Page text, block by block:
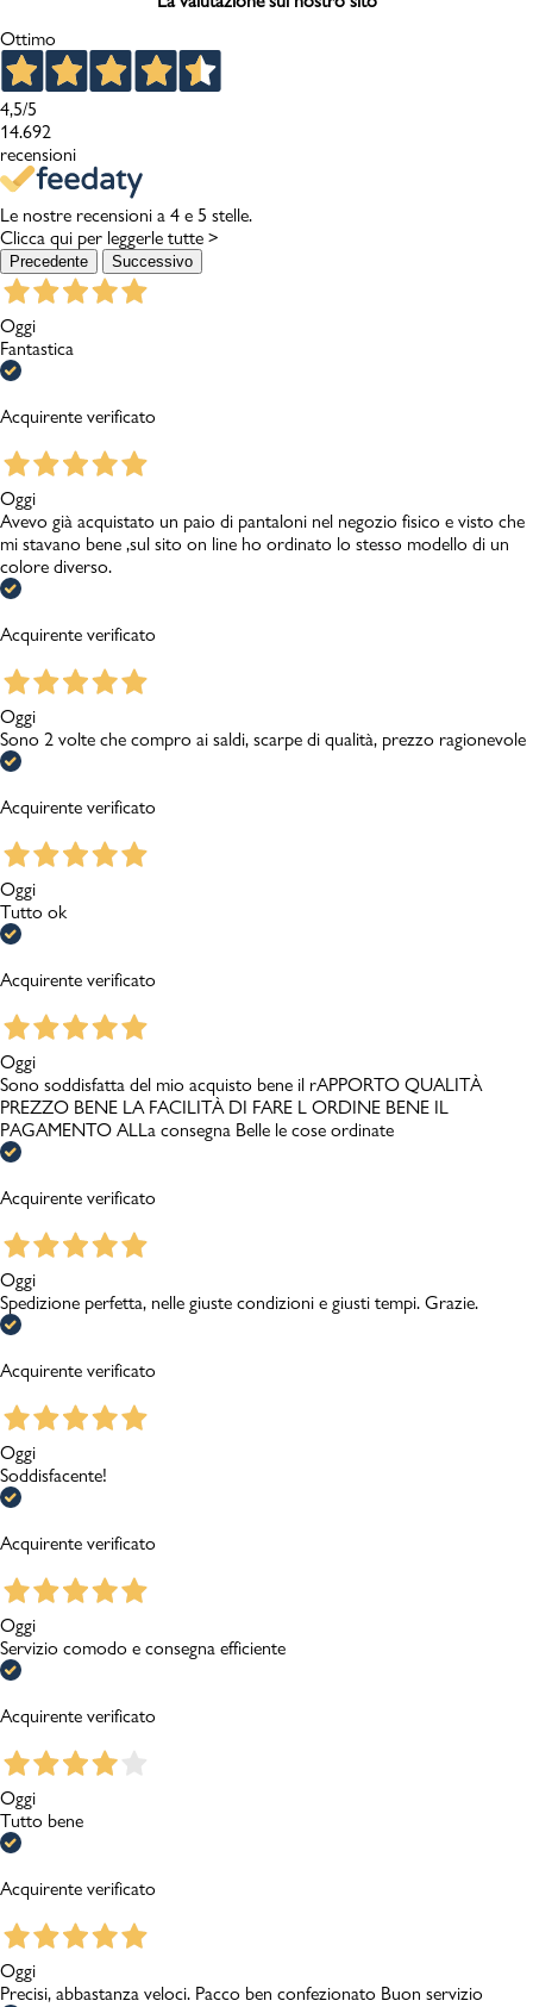
Ottimo
4,5/5
14.692
recensioni
Le nostre recensioni a 4 e 5 stelle.
Clicca qui per leggerle tutte >
Precedente Successivo
Oggi
Fantastica
Acquirente verificato
Oggi
Avevo già acquistato un paio di pantaloni nel negozio fisico e visto che
mi stavano bene ,sul sito on line ho ordinato lo stesso modello di un
colore diverso.
Acquirente verificato
Oggi
Sono 2 volte che compro ai saldi, scarpe di qualità, prezzo ragionevole
Acquirente verificato
Oggi
Tutto ok
Acquirente verificato
Oggi
Sono soddisfatta del mio acquisto bene il rAPPORTO QUALITÀ
PREZZO BENE LA FACILITÀ DI FARE L ORDINE BENE IL
PAGAMENTO ALLa consegna Belle le cose ordinate
Acquirente verificato
Oggi
Spedizione perfetta, nelle giuste condizioni e giusti tempi. Grazie.
Acquirente verificato
Oggi
Soddisfacente!
Acquirente verificato
Oggi
Servizio comodo e consegna efficiente
Acquirente verificato
Oggi
Tutto bene
Acquirente verificato
Oggi
Precisi, abbastanza veloci. Pacco ben confezionato Buon servizio